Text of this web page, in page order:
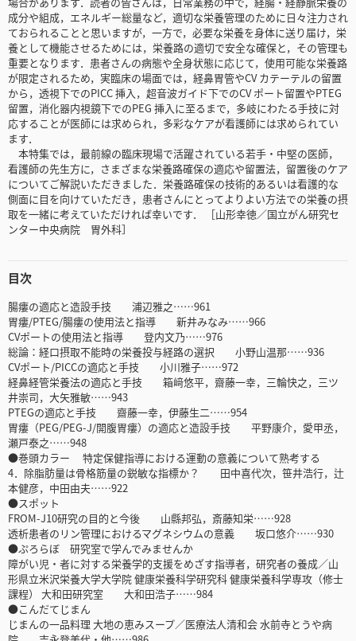
成分や組成，エネルギー総量など，適切な栄養管理のために日々注力され
ておられることと思いますが，一方で，必要な栄養を身体に送り届け，栄
養として機能させるためには，栄養路の適切で安全な確保と，その管理も
重要となります．患者さんの病態や全身状態に応じて，使用可能な栄養路
が限定されるため，実臨床の場面では，経鼻胃管やCV カテーテルの留置
から，透視下でのPICC 挿入，超音波ガイド下でのCV ポート留置やPTEG
留置，消化器内視鏡下でのPEG 挿入に至るまで，多岐にわたる手技に対
応することが医師には求められ，多彩なケアが看護師には求められてい
ます．
本特集では，最前線の臨床現場で活躍されている若手・中堅の医師，
看護師の先生方に，さまざまな栄養路確保の適応や留置法，留置後のケア
についてご解説いただきました．栄養路確保の技術的あるいは看護的な
側面に目を向けていただき，患者さんにとってよりよい方法での栄養の摂
取を一緒に考えていただければ幸いです． ［山形幸徳／国立がん研究セ
ンター中央病院 胃外科］
目次
腸瘻の適応と造設手技 浦辺雅之……961
胃瘻/PTEG/腸瘻の使用法と指導 新井みなみ……966
CVポートの使用法と指導 登内文乃……976
総論：経口摂取不能時の栄養投与経路の選択 小野山温那……936
CVポート/PICCの適応と手技 小川雅子……972
経鼻経管栄養法の適応と手技 箱﨑悠平，齋藤一幸，三輪快之，三ツ
井崇司，大矢雅敏……943
PTEGの適応と手技 齋藤一幸，伊藤生二……954
胃瘻（PEG/PEG-J/開腹胃瘻）の適応と造設手技 平野康介，愛甲丞，
瀬戸泰之……948
●巻頭カラー 特定保健指導における運動の意義について熟考する
4．除脂肪量は骨格筋量の鋭敏な指標か？ 田中喜代次，笹井浩行，辻
本健彦，中田由夫……922
●スポット
FROM-J10研究の目的と今後 山縣邦弘，斎藤知栄……928
透析患者のリン管理におけるマグネシウムの意義 坂口悠介……930
●ぷろらぼ 研究室で学んでみませんか
障がい児・者に対する栄養学的支援をめざす指導者，研究者の養成／山
形県立米沢栄養大学大学院 健康栄養科学研究科 健康栄養科学専攻（修士
課程） 大和田研究室 大和田浩子……984
●こんだてじまん
じまんの一品料理 大地の恵みスープ／医療法人清和会 水前寺とうや病